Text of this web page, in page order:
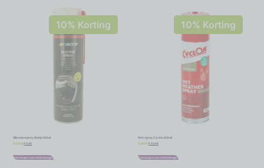
10% Korting
Siliconenspray Motip 400ml
€ 6,00 € 5,40
Toevoegen aan winkelwagen
10% Korting
Wet spray Cyclon 250ml
€ 16,75 € 15,08
Toevoegen aan winkelwagen